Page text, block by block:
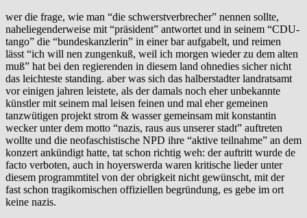
wer die frage, wie man “die schwerstverbrecher” nennen sollte,
naheliegenderweise mit “präsident” antwortet und in seinem “CDU-
tango” die “bundeskanzlerin” in einer bar aufgabelt, und reimen
lässt “ich will nen zungenkuß, weil ich morgen wieder zu dem alten
muß” hat bei den regierenden in diesem land ohnedies sicher nicht
das leichteste standing. aber was sich das halberstadter landratsamt
vor einigen jahren leistete, als der damals noch eher unbekannte
künstler mit seinem mal leisen feinen und mal eher gemeinen
tanzwütigen projekt strom & wasser gemeinsam mit konstantin
wecker unter dem motto “nazis, raus aus unserer stadt” auftreten
wollte und die neofaschistische NPD ihre “aktive teilnahme” an dem
konzert ankündigt hatte, tat schon richtig weh: der auftritt wurde de
facto verboten, auch in hoyerswerda waren kritische lieder unter
diesem programmtitel von der obrigkeit nicht gewünscht, mit der
fast schon tragikomischen offiziellen begründung, es gebe im ort
keine nazis.